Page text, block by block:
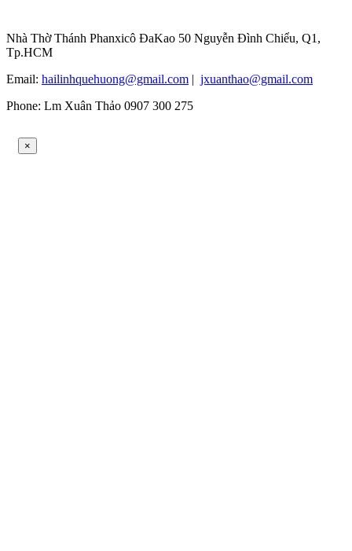
Nhà Thờ Thánh Phanxicô ĐaKao 50 Nguyễn Đình Chiểu, Q1,
Tp.HCM
Email: hailinhquehuong@gmail.com | jxuanthao@gmail.com
Phone: Lm Xuân Thảo 0907 300 275
×